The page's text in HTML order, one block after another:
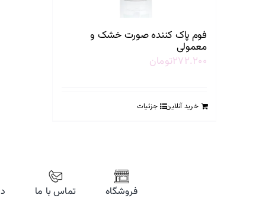
فوم پاک کننده صورت خشک و
معمولی
۲۷۲.۲۰۰تومان
خرید آنلاین جزئیات
فروشگاه تماس با ما